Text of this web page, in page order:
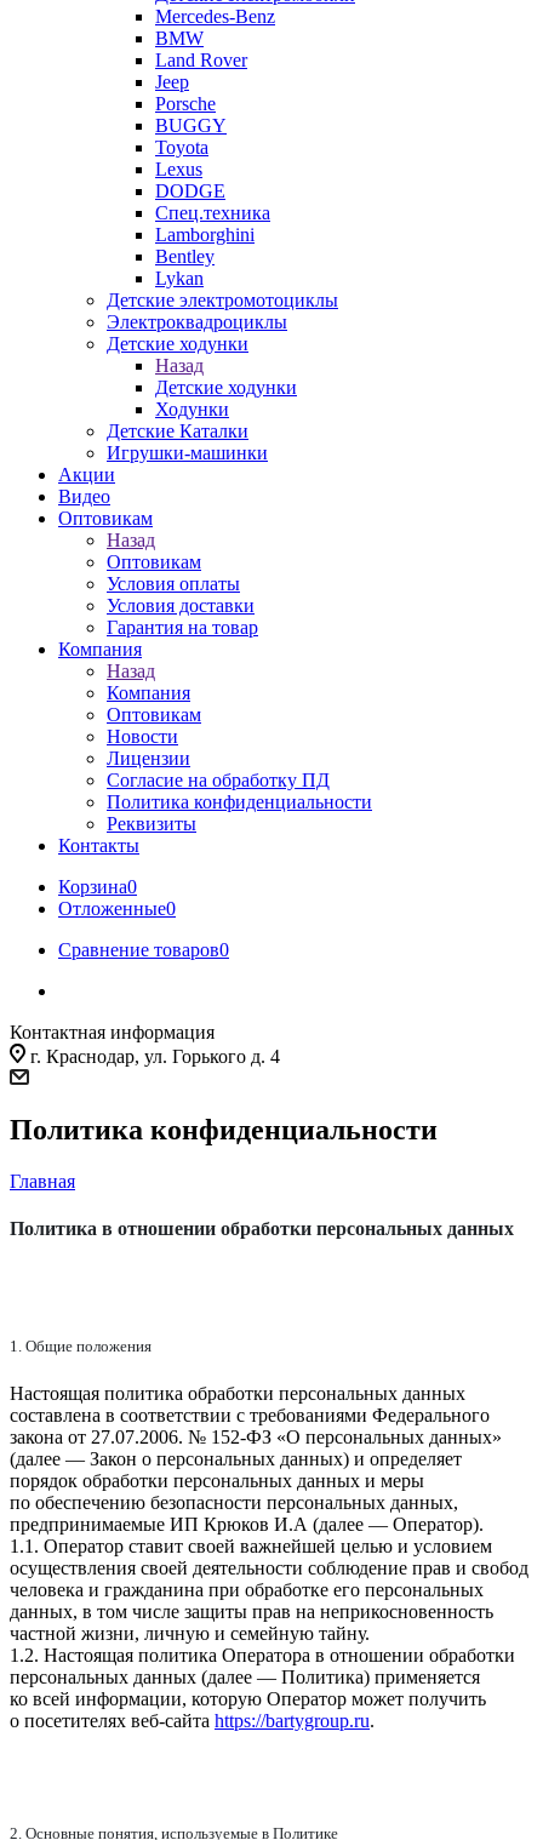
Mercedes-Benz
BMW
Land Rover
Jeep
Porsche
BUGGY
Toyota
Lexus
DODGE
Спец.техника
Lamborghini
Bentley
Lykan
Детские электромотоциклы
Электроквадроциклы
Детские ходунки
Назад
Детские ходунки
Ходунки
Детские Каталки
Игрушки-машинки
Акции
Видео
Оптовикам
Назад
Оптовикам
Условия оплаты
Условия доставки
Гарантия на товар
Компания
Назад
Компания
Оптовикам
Новости
Лицензии
Согласие на обработку ПД
Политика конфиденциальности
Реквизиты
Контакты
Корзина0
Отложенные0
Сравнение товаров0
Контактная информация
г. Краснодар, ул. Горького д. 4
Политика конфиденциальности
Главная
Политика в отношении обработки персональных данных
1. Общие положения
Настоящая политика обработки персональных данных
составлена в соответствии с требованиями Федерального
закона от 27.07.2006. № 152-ФЗ «О персональных данных»
(далее — Закон о персональных данных) и определяет
порядок обработки персональных данных и меры
по обеспечению безопасности персональных данных,
предпринимаемые ИП Крюков И.А (далее — Оператор).
1.1. Оператор ставит своей важнейшей целью и условием
осуществления своей деятельности соблюдение прав и свобод
человека и гражданина при обработке его персональных
данных, в том числе защиты прав на неприкосновенность
частной жизни, личную и семейную тайну.
1.2. Настоящая политика Оператора в отношении обработки
персональных данных (далее — Политика) применяется
ко всей информации, которую Оператор может получить
о посетителях веб-сайта https://bartygroup.ru.
2. Основные понятия, используемые в Политике